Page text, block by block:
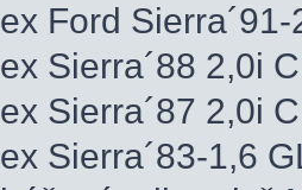
ex Ford
ex Sierra´88 2,0i
ex Sierra´87 2,0i
ex Sierra´83-1,6